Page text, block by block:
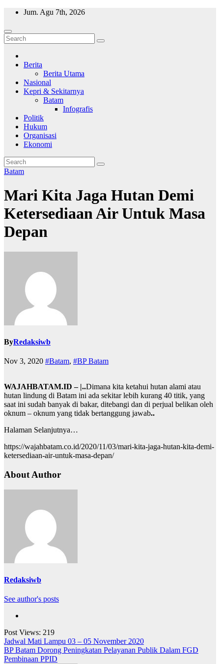
Skip
content
Jum. Agu 7th, 2026
Wajah Batam
CCTV nya kota Batam
Berita
Berita Utama
Nasional
Kepri & Sekitarnya
Batam
Infografis
Politik
Hukum
Organisasi
Ekonomi
Batam
Mari Kita Jaga Hutan Demi
Ketersediaan Air Untuk Masa
Depan
ByRedaksiwb
Nov 3, 2020 #Batam, #BP Batam
WAJAHBATAM.ID – |..Dimana kita ketahui hutan alami atau
hutan lindung di Batam ini ada sekitar lebih kurang 40 titik, yang
saat ini sudah banyak di bakar, ditebangi dan di perjual belikan oleh
oknum – oknum yang tidak bertanggung jawab..
Halaman Selanjutnya…
https://wajahbatam.co.id/2020/11/03/mari-kita-jaga-hutan-kita-demi-
ketersediaan-air-untuk-masa-depan/
About Author
Redaksiwb
See author's posts
Post Views: 219
Navigasi
pos
Jadwal Mati Lampu 03 – 05 November 2020
BP Batam Dorong Peningkatan Pelayanan Publik Dalam FGD
Pembinaan PPID